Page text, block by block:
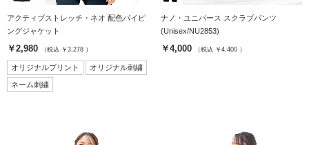
アクティブストレッチ・ネオ 配色パイピ
ングジャケット
￥2,980 （税込 ￥3,278 ）
オリジナルプリント オリジナル刺繍
ネーム刺繍
ナノ・ユニバース スクラブパンツ
(Unisex/NU2853)
￥4,000 （税込 ￥4,400 ）